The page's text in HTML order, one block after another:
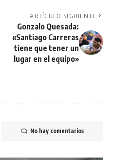
ARTÍCULO SIGUIENTE
Gonzalo Quesada:
«Santiago Carreras
tiene que tener un
lugar en el equipo»
No hay comentarios